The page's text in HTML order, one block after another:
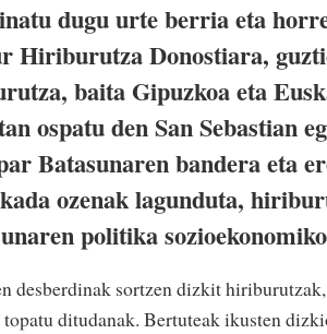
dugu urte berria eta
Hiriburutza Donostiara,
baita Gipuzkoa eta
ospatu den San Sebastian
Batasunaren bandera eta
ozenak lagunduta,
politika
desberdinak sortzen dizkit
ditudanak. Bertuteak ikusten